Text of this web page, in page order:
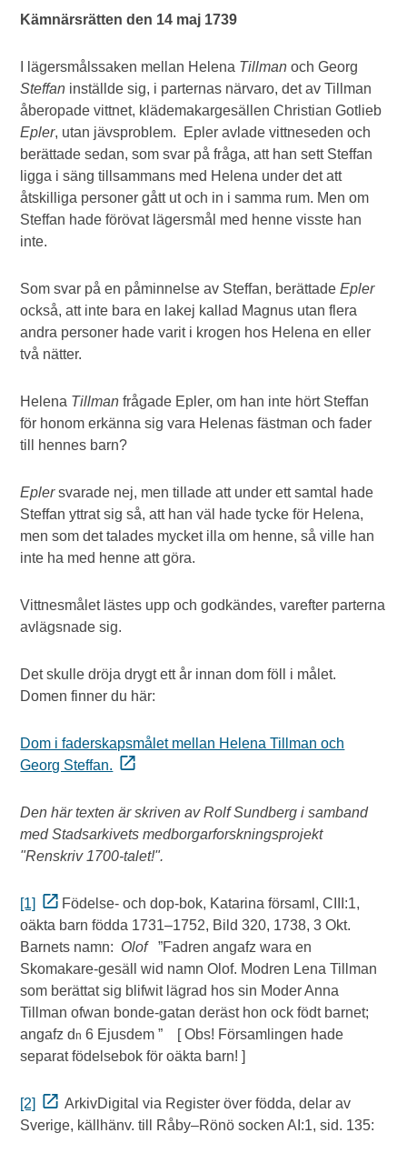
Kämnärsrätten den 14 maj 1739
I lägersmålssaken mellan Helena Tillman och Georg
Steffan inställde sig, i parternas närvaro, det av Tillman
åberopade vittnet, klädemakargesällen Christian Gotlieb
Epler, utan jävsproblem. Epler avlade vittneseden och
berättade sedan, som svar på fråga, att han sett Steffan
ligga i säng tillsammans med Helena under det att
åtskilliga personer gått ut och in i samma rum. Men om
Steffan hade förövat lägersmål med henne visste han
inte.
Som svar på en påminnelse av Steffan, berättadeEpler
också, att inte bara en lakej kallad Magnus utan flera
andra personer hade varit i krogen hos Helena en eller
två nätter.
Helena Tillman frågade Epler, om han inte hört Steffan
för honom erkänna sig vara Helenas fästman och fader
till hennes barn?
Eplersvarade nej, men tillade att under ett samtal hade
Steffan yttrat sig så, att han väl hade tycke för Helena,
men som det talades mycket illa om henne, så ville han
inte ha med henne att göra.
Vittnesmålet lästes upp och godkändes, varefter parterna
avlägsnade sig.
Det skulle dröja drygt ett år innan dom föll i målet.
Domen finner du här:
Dom i faderskapsmålet mellan Helena Tillman och
Georg Steffan.
Den här texten är skriven av Rolf Sundberg i samband
med Stadsarkivets medborgarforskningsprojekt
"Renskriv 1700-talet!".
[1]
Födelse- och dop-bok, Katarina församl, CIII:1,
oäkta barn födda 1731–1752, Bild 320, 1738, 3 Okt.
Barnets namn: Olof”Fadren angafz wara en
Skomakare-gesäll wid namn Olof. Modren Lena Tillman
som berättat sig blifwit lägrad hos sin Moder Anna
Tillman ofwan bonde-gatan deräst hon ock födt barnet;
angafz dn 6 Ejusdem ” [ Obs! Församlingen hade
separat födelsebok för oäkta barn! ]
[2]
ArkivDigital via Register över födda, delar av
Sverige, källhänv. till Råby–Rönö socken AI:1, sid. 135: